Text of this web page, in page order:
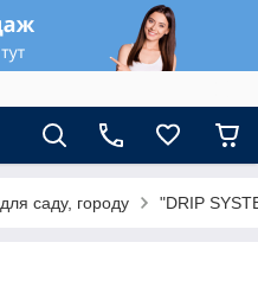
саду, городу "DRIP